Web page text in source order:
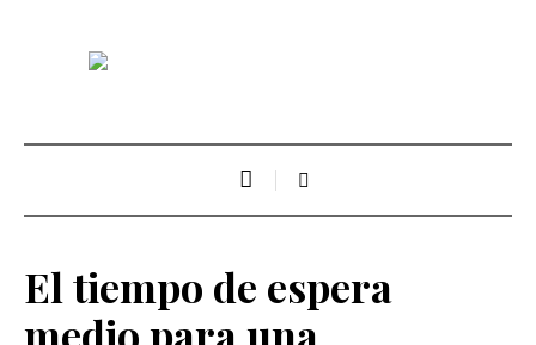
El tiempo de espera
medio para una